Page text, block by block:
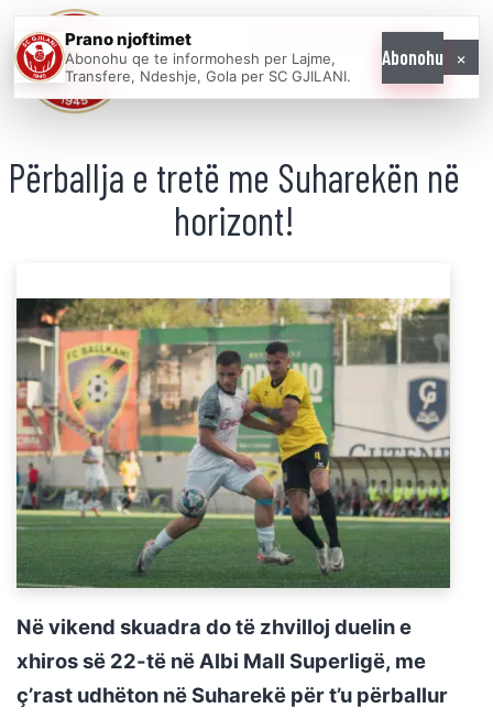
ONE
Përballja e tretë me Suharekën në
horizont!
Në vikend skuadra do të zhvilloj duelin e
xhiros së 22-të në Albi Mall Superligë, me
ç’rast udhëton në Suharekë për t’u përballur
Prano njoftimet
Abonohu qe te informohesh per Lajme,
Transfere, Ndeshje, Gola per SC GJILANI.
Abonohu ×